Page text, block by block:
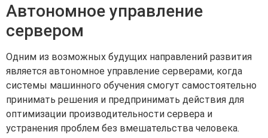
Автономное управление
сервером
Одним из возможных будущих направлений развития
является автономное управление серверами, когда
системы машинного обучения смогут самостоятельно
принимать решения и предпринимать действия для
оптимизации производительности сервера и
устранения проблем без вмешательства человека.